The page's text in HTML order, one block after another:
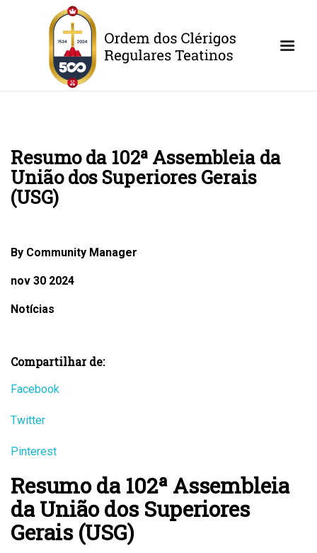
Resumo da 102ª Assembleia da
União dos Superiores Gerais
(USG)
By Community Manager
nov 30 2024
Notícias
Compartilhar de:
Facebook
Twitter
Pinterest
Resumo da 102ª Assembleia
da União dos Superiores
Gerais (USG)